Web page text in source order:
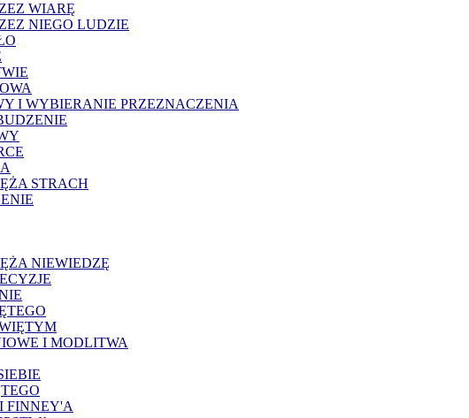
WIARĘ
NIEGO LUDZIE
I WYBIERANIE PRZEZNACZENIA
STRACH
NIEWIEDZĘ
I MODLITWA
FINNEY'A